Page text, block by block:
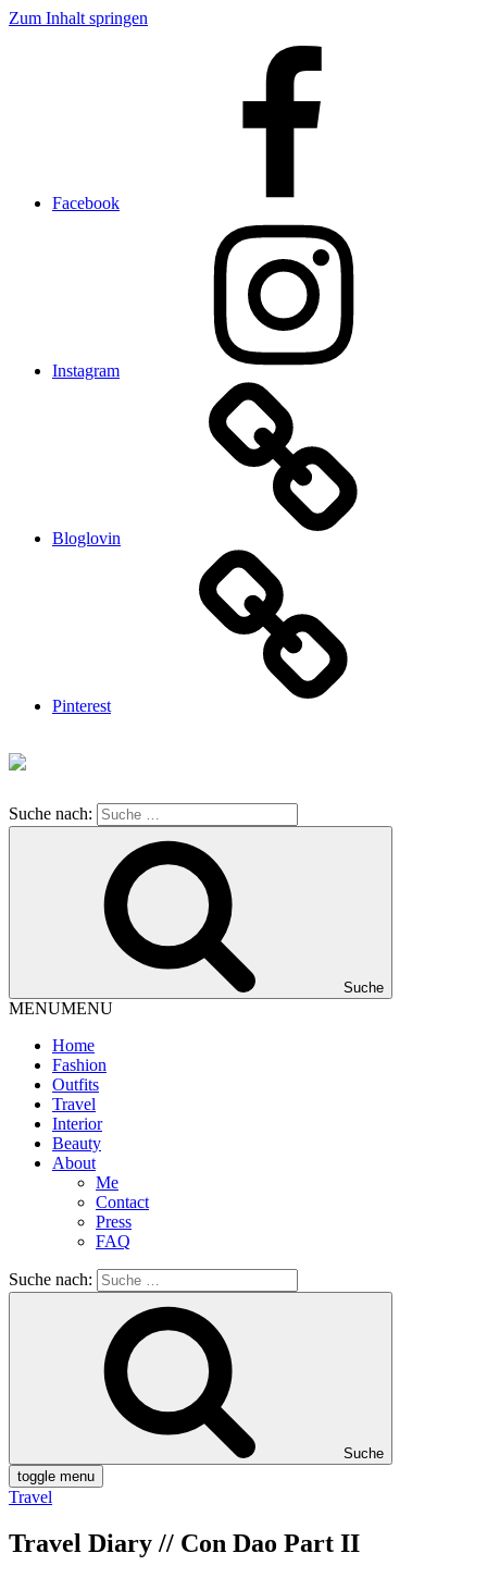
Zum Inhalt springen
Facebook
Instagram
Bloglovin
Pinterest
Suche nach:
Suche
MENUMENU
Home
Fashion
Outfits
Travel
Interior
Beauty
About
Me
Contact
Press
FAQ
Suche nach:
Suche
toggle menu
Travel
Travel Diary // Con Dao Part II